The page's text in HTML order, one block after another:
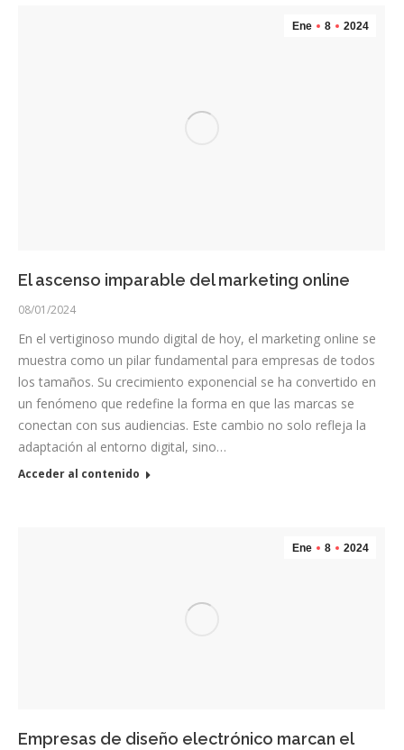
Ene 8 2024
El ascenso imparable del marketing online
08/01/2024
En el vertiginoso mundo digital de hoy, el marketing online se
muestra como un pilar fundamental para empresas de todos
los tamaños. Su crecimiento exponencial se ha convertido en
un fenómeno que redefine la forma en que las marcas se
conectan con sus audiencias. Este cambio no solo refleja la
adaptación al entorno digital, sino…
Acceder al contenido
Ene 8 2024
Empresas de diseño electrónico marcan el